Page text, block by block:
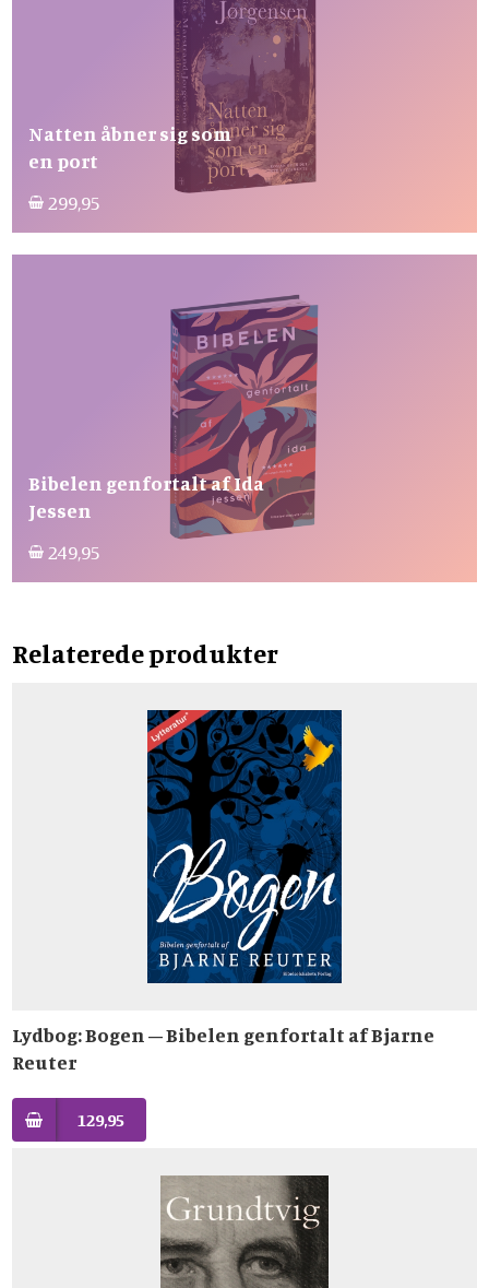
Natten åbner sig som
en port
299,95
Bibelen genfortalt af Ida
Jessen
249,95
Relaterede produkter
Lydbog: Bogen – Bibelen genfortalt af Bjarne
Reuter
129,95